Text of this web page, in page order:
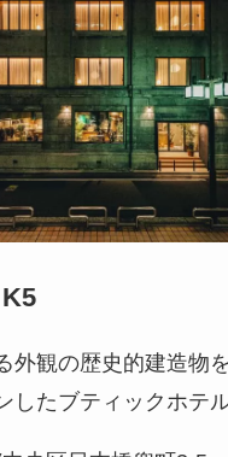
外観の歴史的建造物
したブティックホテ